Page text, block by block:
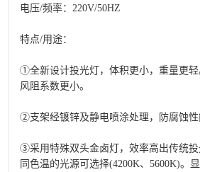
电压/频率：220V/50HZ
特点/用途：
①全新设计投光灯，体积更小，重量更轻
风阻系数更小。
②支架经镀锌及静电喷涂处理，防腐蚀性
③采用特殊双头金卤灯，效率高出传统投
同色温的光源可选择(4200K、5600K)。